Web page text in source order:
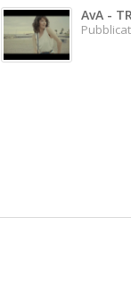
AvA -